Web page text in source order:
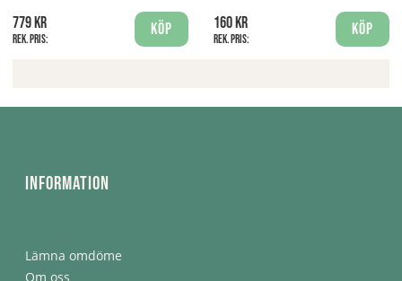
779 kr
Rek. pris:
Köp
160 kr
Rek. pris:
Köp
Information
Lämna omdöme
Om oss